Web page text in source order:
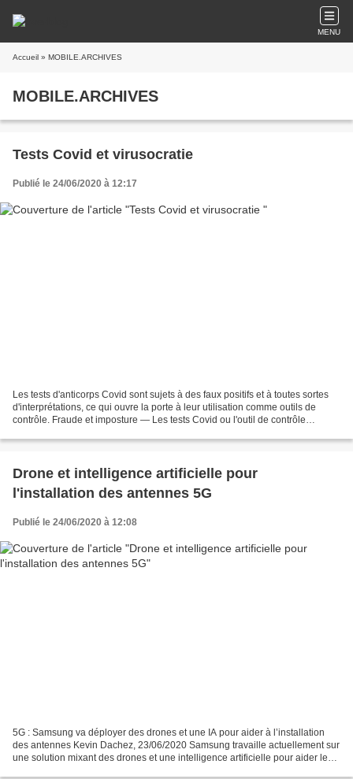
MENU
Accueil » MOBILE.ARCHIVES
MOBILE.ARCHIVES
Tests Covid et virusocratie
Publié le 24/06/2020 à 12:17
Les tests d'anticorps Covid sont sujets à des faux positifs et à toutes sortes
d'interprétations, ce qui ouvre la porte à leur utilisation comme outils de
contrôle. Fraude et imposture — Les tests Covid ou l'outil de contrôle
Drone et intelligence artificielle pour
l'installation des antennes 5G
Publié le 24/06/2020 à 12:08
5G : Samsung va déployer des drones et une IA pour aider à l’installation
des antennes Kevin Dachez, 23/06/2020 Samsung travaille actuellement sur
une solution mixant des drones et une intelligence artificielle pour aider les